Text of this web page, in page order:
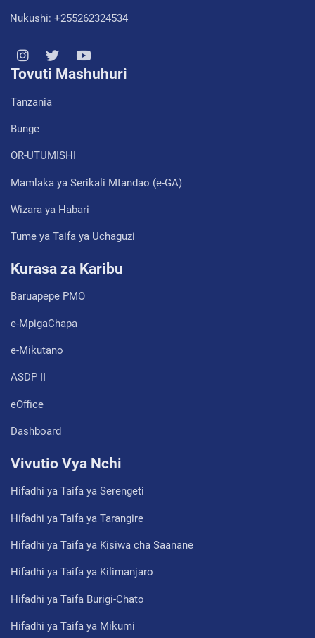
Nukushi: +255262324534
Tovuti Mashuhuri
Tanzania
Bunge
OR-UTUMISHI
Mamlaka ya Serikali Mtandao (e-GA)
Wizara ya Habari
Tume ya Taifa ya Uchaguzi
Kurasa za Karibu
Baruapepe PMO
e-MpigaChapa
e-Mikutano
ASDP II
eOffice
Dashboard
Vivutio Vya Nchi
Hifadhi ya Taifa ya Serengeti
Hifadhi ya Taifa ya Tarangire
Hifadhi ya Taifa ya Kisiwa cha Saanane
Hifadhi ya Taifa ya Kilimanjaro
Hifadhi ya Taifa Burigi-Chato
Hifadhi ya Taifa ya Mikumi